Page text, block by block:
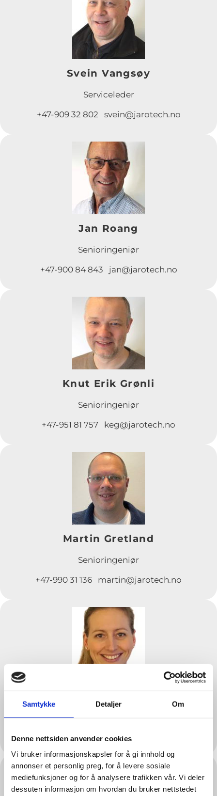
Samtykke Detaljer Om
Denne nettsiden anvender cookies
Vi bruker informasjonskapsler for å gi innhold og
annonser et personlig preg, for å levere sosiale
mediefunksjoner og for å analysere trafikken vår. Vi deler
dessuten informasjon om hvordan du bruker nettstedet
Svein Vangsøy
Serviceleder
+47-909 32 802 svein@jarotech.no
Jan Roang
Senioringeniør
+47-900 84 843 jan@jarotech.no
Knut Erik Grønli
Senioringeniør
+47-951 81 757 keg@jarotech.no
Martin Gretland
Senioringeniør
+47-990 31 136 martin@jarotech.no
Lise Rikstad
Ingeniør
+47-913 81 293 lise@jarotech.no